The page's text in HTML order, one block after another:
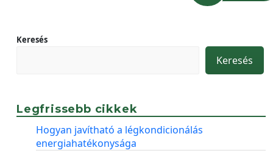
Keresés
Keresés
Legfrissebb cikkek
Hogyan javítható a légkondicionálás
energiahatékonysága